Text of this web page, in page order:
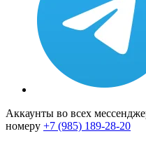
Аккаунты во всех
номеру +7 (985) 189-28-20